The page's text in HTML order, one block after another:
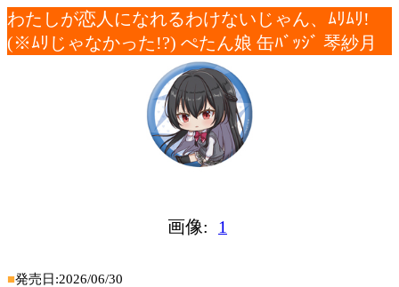
わたしが恋人になれるわけないじゃん、ﾑﾘﾑﾘ!
(※ﾑﾘじゃなかった!?) ぺたん娘 缶ﾊﾞｯｼﾞ 琴紗月
画像: 1
■発売日:2026/06/30